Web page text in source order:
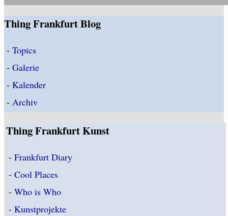
Thing Frankfurt Blog
- Topics
- Galerie
- Kalender
- Archiv
Thing Frankfurt Kunst
-Frankfurt Diary
-Cool Places
-Who is Who
-Kunstprojekte